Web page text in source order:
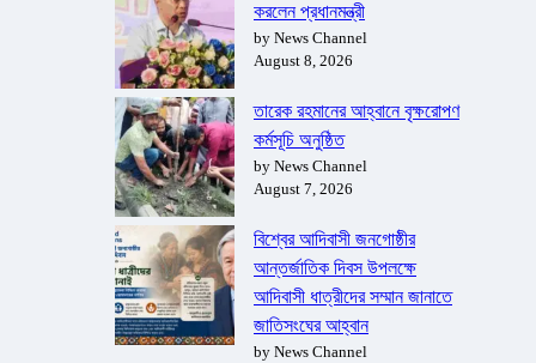
করলেন প্রধানমন্ত্রী
by News Channel
August 8, 2026
তারেক রহমানের আহ্বানে বৃক্ষরোপণ
কর্মসূচি অনুষ্ঠিত
by News Channel
August 7, 2026
বিশ্বের আদিবাসী জনগোষ্ঠীর
আন্তর্জাতিক দিবস উপলক্ষে
আদিবাসী ধাত্রীদের সম্মান জানাতে
জাতিসংঘের আহ্বান
by News Channel